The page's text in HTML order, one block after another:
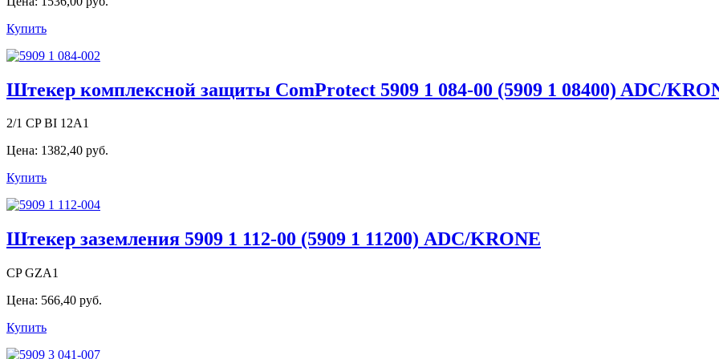
Купить
Штекер комплексной защиты ComProtect 5909 1 084-00 (5909 1 08400) ADC/
2/1 CP BI 12A1
Цена: 1382,40 руб.
Купить
Штекер заземления 5909 1 112-00 (5909 1 11200) ADC/KRONE
CP GZA1
Цена: 566,40 руб.
Купить